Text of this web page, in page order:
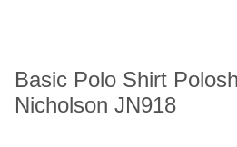
Basic Polo Shirt
Nicholson JN918